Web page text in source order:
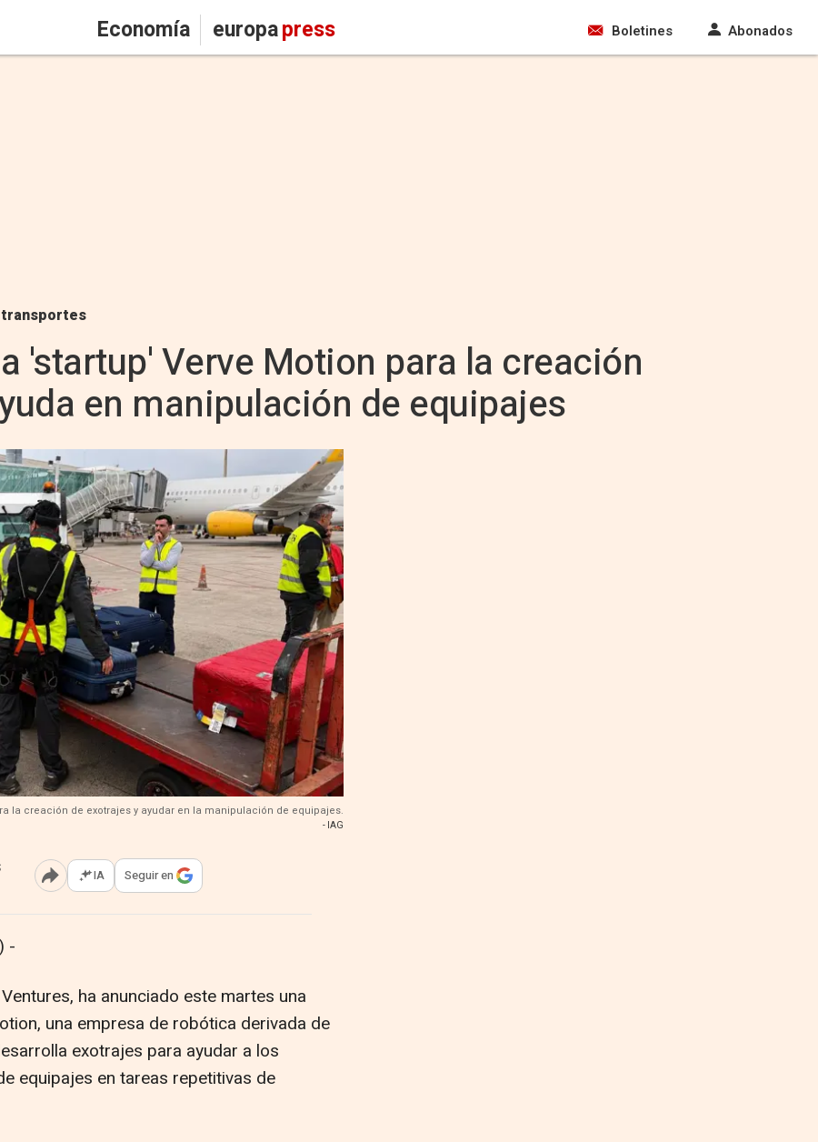
Economía europapress Boletines Abonados
transportes
'startup' Verve Motion para la creación
en manipulación de equipajes
la creación de exotrajes y ayudar en la manipulación de equipajes.
- IAG
Abrir opciones para compartir
IA Seguir en
-
ha anunciado este martes una
una empresa de robótica derivada de
exotrajes para ayudar a los
equipajes en tareas repetitivas de